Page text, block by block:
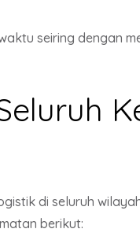
seiring dengan
di seluruh
berikut: